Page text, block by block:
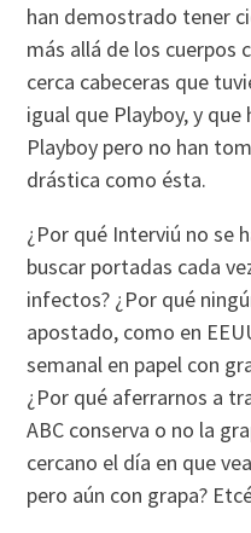
han demostrado tener
más allá de los cuerpos
cerca cabeceras que
igual que Playboy, y
Playboy pero no han
drástica como ésta.
¿Por qué Interviú no se
buscar portadas cada
infectos? ¿Por qué
apostado, como en
semanal en papel con
¿Por qué aferrarnos a
ABC conserva o no la
cercano el día en que
pero aún con grapa?